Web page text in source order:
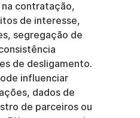
na contratação,
de interesse,
segregação de
de desligamento.
influenciar
dados de
de parceiros ou